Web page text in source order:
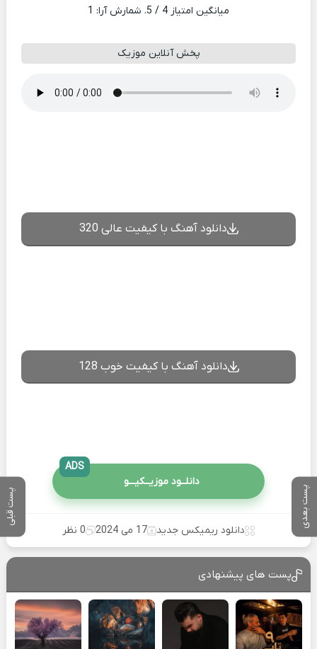
پست بعدی پست قبلی
میانگین امتیاز 4 / 5. شمارش آرا: 1
پخش آنلاین موزیک
دانلود آهنگ با کیفیت عالی 320
دانلود آهنگ با کیفیت خوب 128
دانلــود موزیــکیـــو
ADS
دانلود ریمیکس جدید 17 می 2024 0 نظر
پست های پیشنهادی